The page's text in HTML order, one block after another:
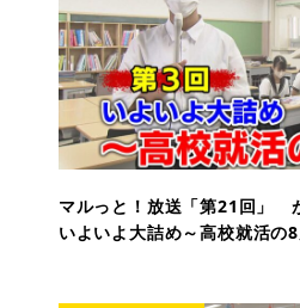
マルっと！放送「第21回」
いよいよ大詰め～高校就活の